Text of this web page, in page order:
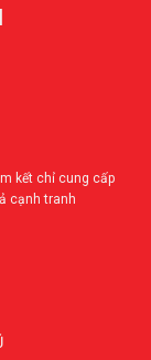
kết chỉ cung cấp
cạnh tranh